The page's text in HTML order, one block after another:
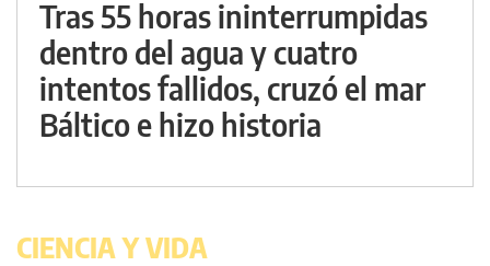
Tras 55 horas ininterrumpidas
dentro del agua y cuatro
intentos fallidos, cruzó el mar
Báltico e hizo historia
CIENCIA Y VIDA